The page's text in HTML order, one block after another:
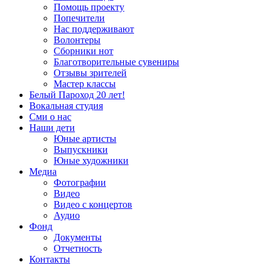
Помощь проекту
Попечители
Нас поддерживают
Волонтеры
Сборники нот
Благотворительные сувениры
Отзывы зрителей
Мастер классы
Белый Пароход 20 лет!
Вокальная студия
Сми о нас
Наши дети
Юные артисты
Выпускники
Юные художники
Медиа
Фотографии
Видео
Видео с концертов
Аудио
Фонд
Документы
Отчетность
Контакты